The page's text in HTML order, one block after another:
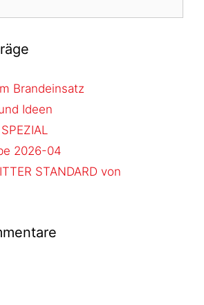
Brandeinsatz
Ideen
2026-04
STANDARD von